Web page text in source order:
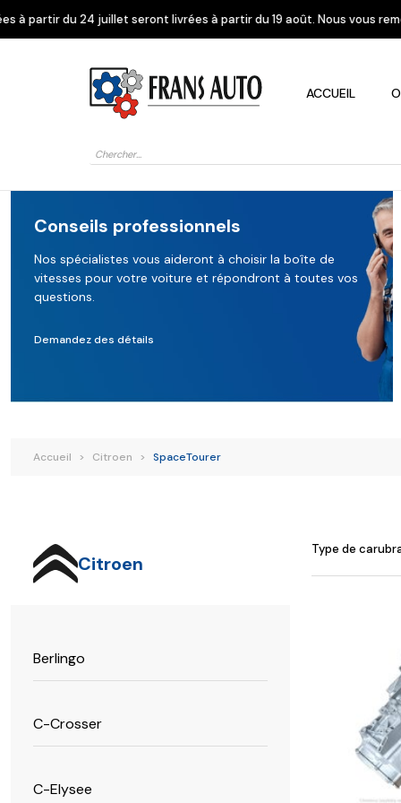
livrées à partir du 19 août. Nous vous remercions de votre
ACCUEIL
Recherche
produits
Conseils professionnels
Nos spécialistes vous aideront à choisir la boîte de
vitesses pour votre voiture et répondront à toutes vos
questions.
Demandez des détails
Accueil > Citroen > SpaceTourer
Citroen
Berlingo
C-Crosser
C-Elysee
Type de
variations.